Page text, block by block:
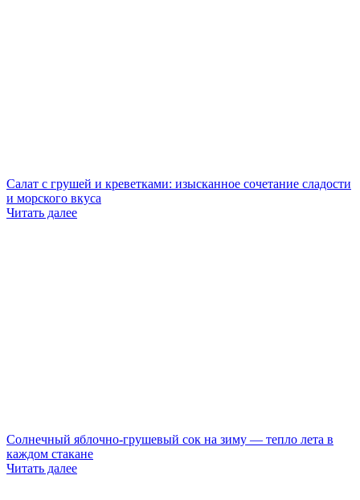
Салат с грушей и креветками: изысканное сочетание сладости
и морского вкуса
Читать далее
Солнечный яблочно-грушевый сок на зиму — тепло лета в
каждом стакане
Читать далее